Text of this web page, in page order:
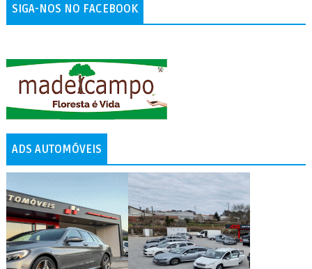
SIGA-NOS NO FACEBOOK
ADS AUTOMÓVEIS